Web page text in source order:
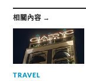
相關內容 →
TRAVEL